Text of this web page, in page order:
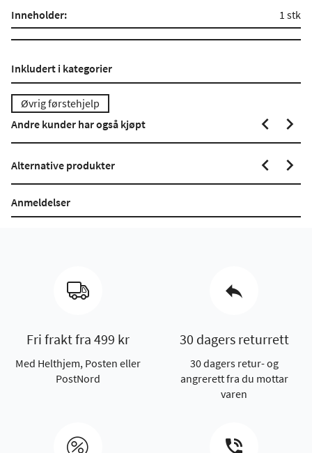
Inneholder: 1 stk
Inkludert i kategorier
Øvrig førstehjelp
Andre kunder har også kjøpt
Alternative produkter
Anmeldelser
Fri frakt fra 499 kr
Med Helthjem, Posten eller
PostNord
30 dagers returrett
30 dagers retur- og
angrerett fra du mottar
varen